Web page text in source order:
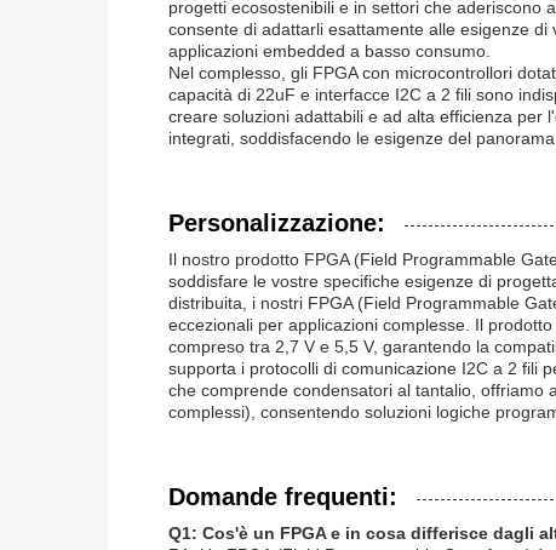
progetti ecosostenibili e in settori che aderiscono
consente di adattarli esattamente alle esigenze
applicazioni embedded a basso consumo.
Nel complesso, gli FPGA con microcontrollori
capacità di 22uF e interfacce I2C a 2 fili sono
creare soluzioni adattabili e ad alta efficienza per
integrati, soddisfacendo le esigenze del
Personalizzazione:
Il nostro prodotto FPGA (Field Programmable
soddisfare le vostre specifiche esigenze di
distribuita, i nostri FPGA (Field Programmable
eccezionali per applicazioni complesse. Il
compreso tra 2,7 V e 5,5 V, garantendo la
supporta i protocolli di comunicazione I2C a 2 fili
che comprende condensatori al tantalio, offriamo
complessi), consentendo soluzioni logiche
Domande frequenti:
Q1: Cos'è un FPGA e in cosa differisce dagli